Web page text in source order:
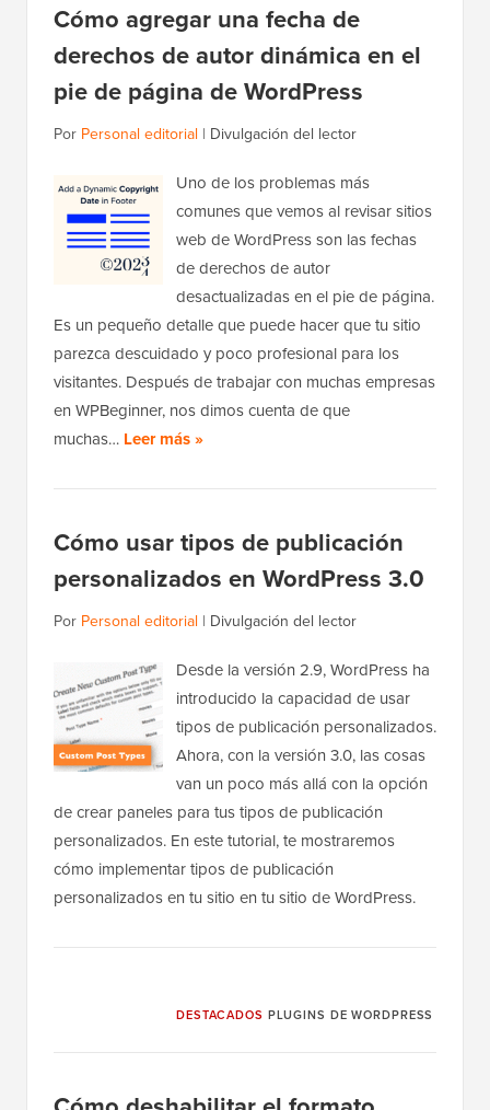
Cómo agregar una fecha de
derechos de autor dinámica en el
pie de página de WordPress
Por Personal editorial | Divulgación del lector
Uno de los problemas más
comunes que vemos al revisar sitios
web de WordPress son las fechas
de derechos de autor
desactualizadas en el pie de página.
Es un pequeño detalle que puede hacer que tu sitio
parezca descuidado y poco profesional para los
visitantes. Después de trabajar con muchas empresas
en WPBeginner, nos dimos cuenta de que
muchas… Leer más »
Cómo usar tipos de publicación
personalizados en WordPress 3.0
Por Personal editorial | Divulgación del lector
Desde la versión 2.9, WordPress ha
introducido la capacidad de usar
tipos de publicación personalizados.
Ahora, con la versión 3.0, las cosas
van un poco más allá con la opción
de crear paneles para tus tipos de publicación
personalizados. En este tutorial, te mostraremos
cómo implementar tipos de publicación
personalizados en tu sitio en tu sitio de WordPress.
DESTACADOS PLUGINS DE WORDPRESS